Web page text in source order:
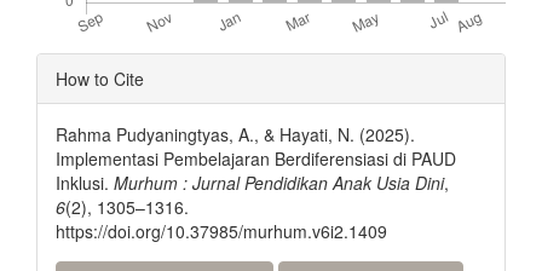
Article
Details
How to Cite
Rahma Pudyaningtyas, A., & Hayati, N. (2025).
Implementasi Pembelajaran Berdiferensiasi di PAUD
Inklusi. Murhum : Jurnal Pendidikan Anak Usia Dini,
6(2), 1305–1316.
https://doi.org/10.37985/murhum.v6i2.1409